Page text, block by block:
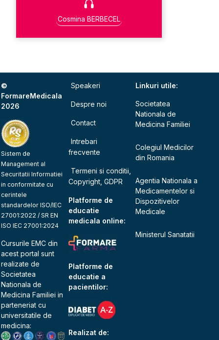
Cosmina BERBECEL
©
FormareMedicala
2026
Sistem de
Management al
Securitatii Informatiei
in conformitate cu
cerintele
standardelor ISO/IEC
27001:2022 / SR EN
ISO IEC 27001:2024
Cursurile EMC din
acest portal sunt
realizate de
Societatea
Nationala de
Medicina Familiei in
parteneriat cu
universitatile de
medicina:
Speakeri
Despre noi
Contact
Intrebari
frecvente
Termeni si conditii,
Copyright, GDPR
Platforme de
educatie
medicala online:
Platforme de
educatie a
pacientilor:
Realizat de:
Linkuri utile:
Societatea
Nationala de
Medicina Familiei
Colegiul Medicilor
din Romania
Agentia Nationala a
Medicamentelor si
Dispozitivelor
Medicale
Ministerul Sanatatii